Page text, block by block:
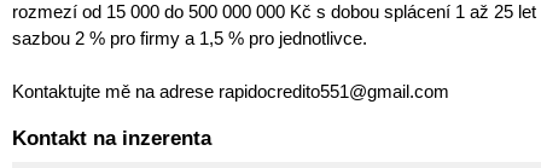
rozmezí od 15 000 do 500 000 000 Kč s dobou splácení 1 až 25
sazbou 2 % pro firmy a 1,5 % pro jednotlivce.
Kontaktujte mě na adrese rapidocredito551@gmail.com
Kontakt na inzerenta